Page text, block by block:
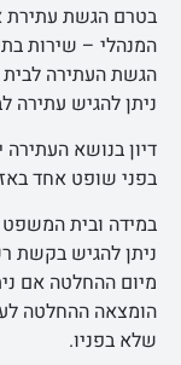
בטרם הגשת עתירת
המנהלי – שירות
הגשת העתירה
ניתן להגיש עתירה
דיון בנושא
בפני שופט אחד
במידה ובית המשפט
הומצאה ההחלטה
שלא בפניו.